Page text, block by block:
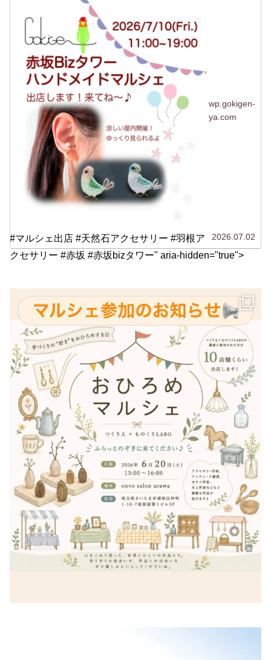
たことがない「赤坂...
wp.gokigen-
ya.com
2026.07.02
#マルシェ出店 #天然石アクセサリー #羽根ア
クセサリー #赤坂 #赤坂bizタワー" aria-hidden="true">